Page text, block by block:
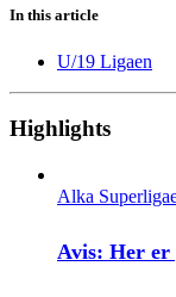
In this article
U/19 Ligaen
Highlights
Alka
Avis: Her er